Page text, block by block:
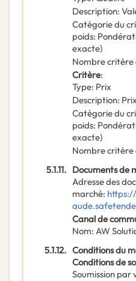
Description:
Catégorie du
poids:
exacte)
Nombre critère
Critère:
Type: Prix
Description: Prix
Catégorie du
poids:
exacte)
Nombre critère
5.1.11. Documents de
Adresse des
marché:
Canal de
Nom: AW
5.1.12. Conditions du
Conditions de
Soumission par